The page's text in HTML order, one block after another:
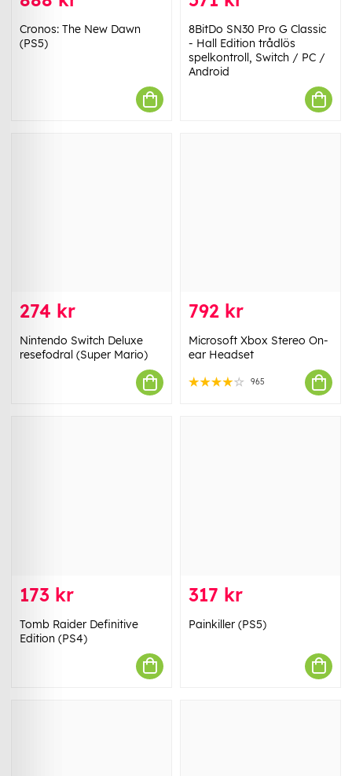
Cronos: The New Dawn
(PS5)
8BitDo SN30 Pro G Classic
- Hall Edition trådlös
spelkontroll, Switch / PC /
Android
274 kr
Nintendo Switch Deluxe
resefodral (Super Mario)
792 kr
Microsoft Xbox Stereo On-
ear Headset
965
173 kr
Tomb Raider Definitive
Edition (PS4)
317 kr
Painkiller (PS5)